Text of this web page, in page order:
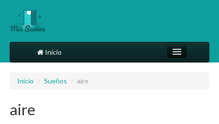
Inicio
Inicio / Sueños / aire
aire